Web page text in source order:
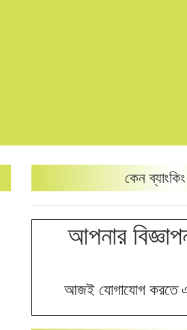
কেনব্যাংকিং
আপনার
আজই যোগাযোগ করতে